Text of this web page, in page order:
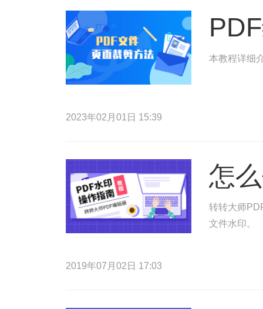
本教程详细
2023年02月01日 15:39
怎
转转大师
文件水印。
2019年07月02日 17:03